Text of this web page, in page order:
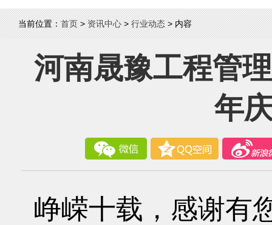
当前位置：首页>资讯中心>行业动态> 内容
河南晟豫工程管
年
峥嵘十载，感谢有